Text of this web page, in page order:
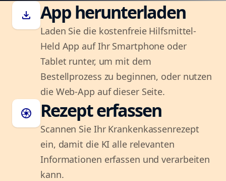
download App herunterladen
Laden Sie die kostenfreie Hilfsmittel-
Held App auf Ihr Smartphone oder
Tablet runter, um mit dem
Bestellprozess zu beginnen, oder nutzen
die Web-App auf dieser Seite.
camera Rezept erfassen
Scannen Sie Ihr Krankenkassenrezept
ein, damit die KI alle relevanten
Informationen erfassen und verarbeiten
kann.